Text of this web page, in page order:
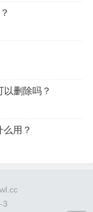
删除吗？
用？
3